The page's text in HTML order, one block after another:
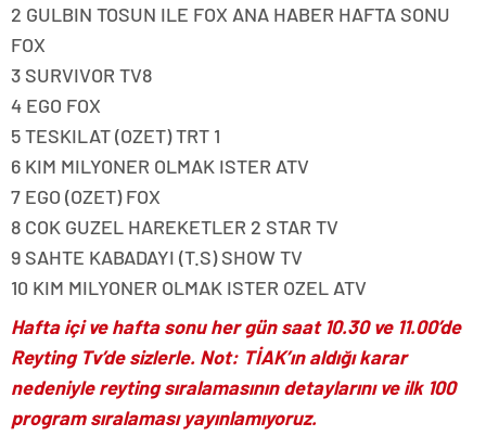
2 GULBIN TOSUN ILE FOX ANA HABER HAFTA SONU
FOX
3 SURVIVOR TV8
4 EGO FOX
5 TESKILAT (OZET) TRT 1
6 KIM MILYONER OLMAK ISTER ATV
7 EGO (OZET) FOX
8 COK GUZEL HAREKETLER 2 STAR TV
9 SAHTE KABADAYI (T.S) SHOW TV
10 KIM MILYONER OLMAK ISTER OZEL ATV
Hafta içi ve hafta sonu her gün saat 10.30 ve 11.00’de
Reyting Tv’de sizlerle. Not: TİAK’ın aldığı karar
nedeniyle reyting sıralamasının detaylarını ve ilk 100
program sıralaması yayınlamıyoruz.